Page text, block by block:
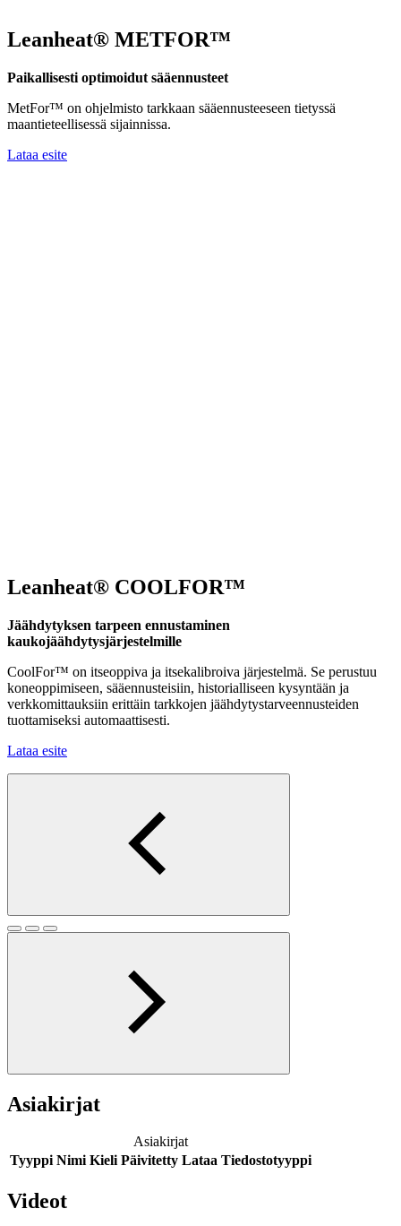
Leanheat® METFOR™
Paikallisesti optimoidut sääennusteet
MetFor™ on ohjelmisto tarkkaan sääennusteeseen tietyssä
maantieteellisessä sijainnissa.
Lataa esite
Leanheat® COOLFOR™
Jäähdytyksen tarpeen ennustaminen
kaukojäähdytysjärjestelmille
CoolFor™ on itseoppiva ja itsekalibroiva järjestelmä. Se perustuu
koneoppimiseen, sääennusteisiin, historialliseen kysyntään ja
verkkomittauksiin erittäin tarkkojen jäähdytystarveennusteiden
tuottamiseksi automaattisesti.
Lataa esite
Asiakirjat
Asiakirjat
Tyyppi Nimi Kieli Päivitetty Lataa Tiedostotyyppi
Videot